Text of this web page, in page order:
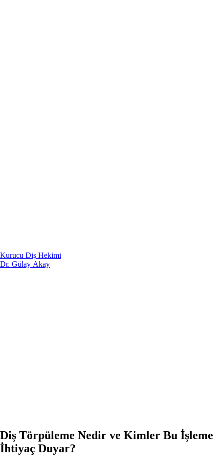
Kurucu Diş Hekimi
Dr. Gülay Akay
Diş Törpüleme Nedir ve Kimler Bu İşleme
İhtiyaç Duyar?